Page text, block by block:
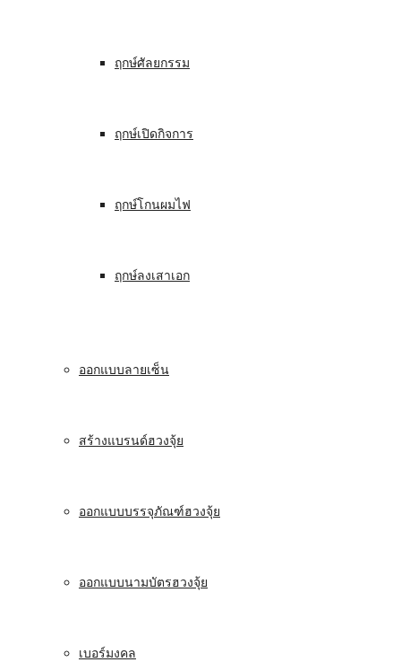
ฤกษ์ศัลยกรรม
ฤกษ์เปิดกิจการ
ฤกษ์โกนผมไฟ
ฤกษ์ลงเสาเอก
ออกแบบลายเซ็น
สร้างแบรนด์ฮวงจุ้ย
ออกแบบบรรจุภัณฑ์ฮวงจุ้ย
ออกแบบนามบัตรฮวงจุ้ย
เบอร์มงคล